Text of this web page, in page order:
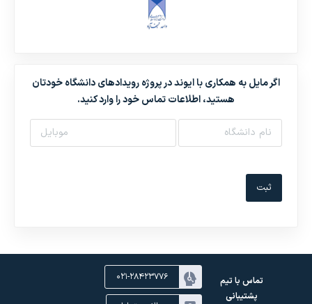
اگر مایل به همکاری با ایوند در پروژه رویدادهای دانشگاه خودتان
هستید، اطلاعات تماس خود را وارد کنید.
ثبت
تماس با تیم
پشتیبانی
۰۲۱-۲۸۴۲۳۷۷۶